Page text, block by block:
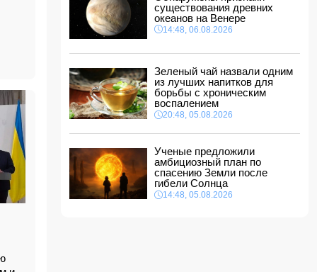
18:02, 06.08.2026
Новрузали Асланов провел встречу с
ФОТО
18:00, 06.08.2026
«Новые технологии формируют новые
профессии на рынке труда» — эксперт
16:48, 06.08.2026
Джейхун Байрамов и Андрей Сибига проводят
16:28, 06.08.2026
существования древних
океанов на Венере
14:48, 06.08.2026
Зеленый чай назвали одним
из лучших напитков для
борьбы с хроническим
воспалением
20:48, 05.08.2026
Ученые предложили
амбициозный план по
спасению Земли после
гибели Солнца
14:48, 05.08.2026